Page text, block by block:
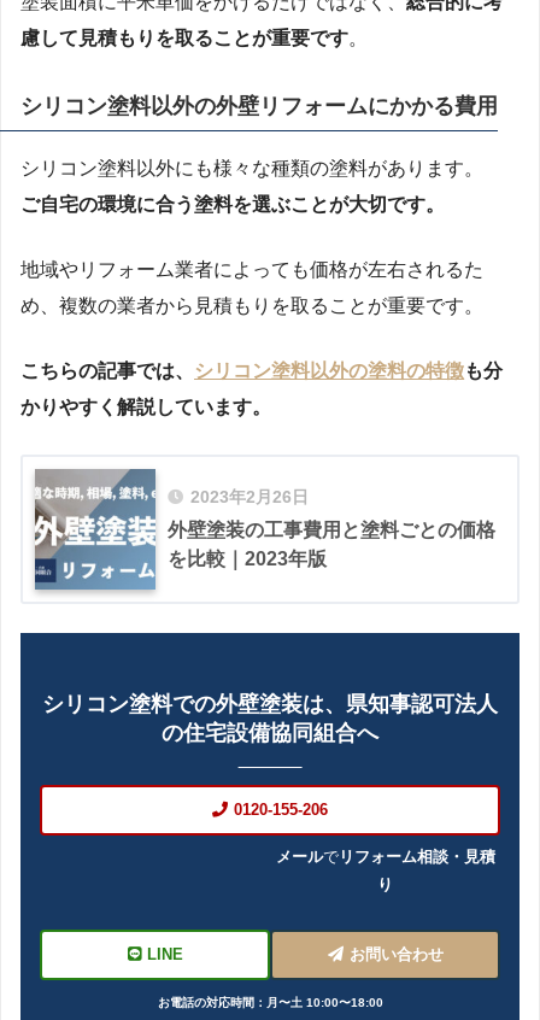
慮して見積もりを取ることが重要です。
シリコン塗料以外の外壁リフォームにかかる費用
シリコン塗料以外にも様々な種類の塗料があります。
ご自宅の環境に合う塗料を選ぶことが大切です。
地域やリフォーム業者によっても価格が左右されるた
め、複数の業者から見積もりを取ることが重要です。
こちらの記事では、 シリコン塗料以外の塗料の特徴も分
かりやすく解説しています。
2023年2月26日
外壁塗装の工事費用と塗料ごとの価格
を比較｜2023年版
シリコン塗料での外壁塗装は、県知事認可法人
の住宅設備協同組合へ
0120-155-206
LINE
メールでリフォーム相談・見積
り
お問い合わせ
お電話の対応時間：月〜土 10:00〜18:00